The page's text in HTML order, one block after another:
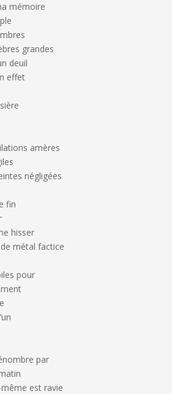
mémoire
grandes
deuil
effet
amères
négligées
fin
hisser
métal factice
pour
par
est ravie